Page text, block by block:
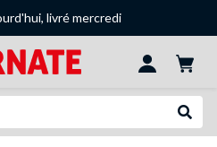
livré mercredi